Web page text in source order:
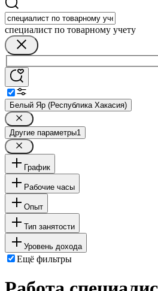
специалист по товарному учету
Белый Яр (Республика Хакасия)
Другие параметры1
График
Рабочие часы
Опыт
Тип занятости
Уровень дохода
Ещё фильтры